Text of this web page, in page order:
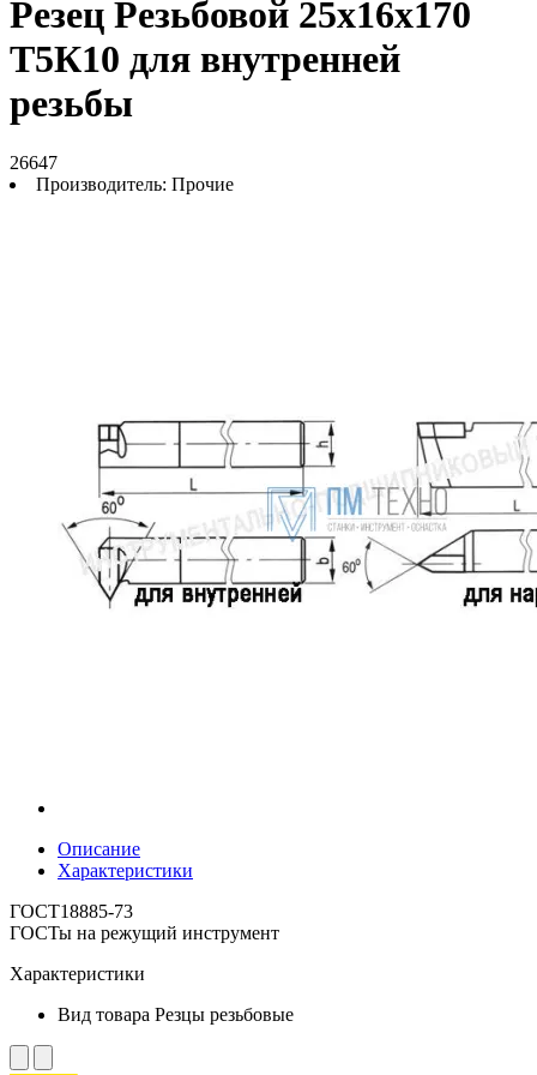
Резец Резьбовой 25х16х170
Т5К10 для внутренней
резьбы
26647
Производитель: Прочие
Описание
Характеристики
ГОСТ18885-73
ГОСТы на режущий инструмент
Характеристики
Вид товара Резцы резьбовые